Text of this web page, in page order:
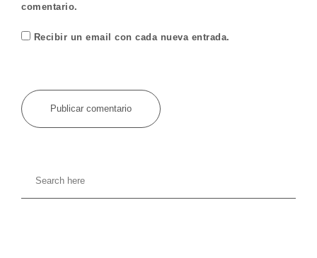
comentario.
Recibir un email con cada nueva entrada.